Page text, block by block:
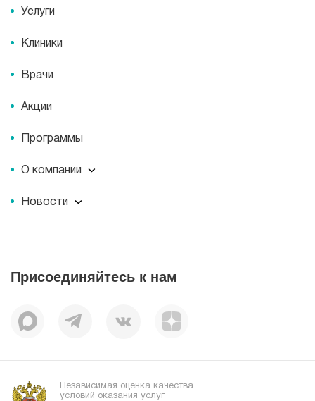
Услуги
Клиники
Врачи
Акции
Программы
О компании
О компании
Пациентам
Миссия
Корпоративная социальная ответственность
Наши преимущества
Новости
Пресс-центр
Присоединяйтесь к нам
Независимая оценка качества
условий оказания услуг